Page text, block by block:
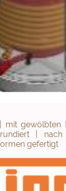
mit gewölbten
| nach
gefertigt